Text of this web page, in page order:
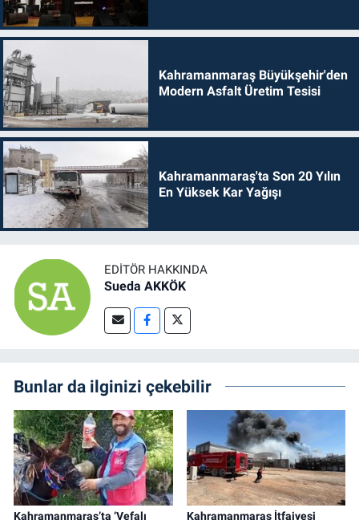
Kahramanmaraş Büyükşehir'den
Modern Asfalt Üretim Tesisi
Kahramanmaraş'ta Son 20 Yılın
En Yüksek Kar Yağışı
EDITÖR HAKKINDA
Sueda AKKÖK
Bunlar da ilginizi çekebilir
Kahramanmaraş’ta ‘Vefalı Kahramanmaraş İtfaiyesi